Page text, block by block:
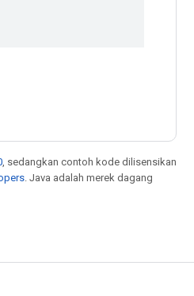
, sedangkan contoh kode dilisensikan
. Java adalah merek dagang